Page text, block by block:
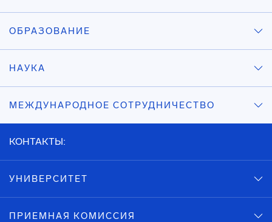
ОБРАЗОВАНИЕ
НАУКА
МЕЖДУНАРОДНОЕ СОТРУДНИЧЕСТВО
КОНТАКТЫ:
УНИВЕРСИТЕТ
ПРИЕМНАЯ КОМИССИЯ